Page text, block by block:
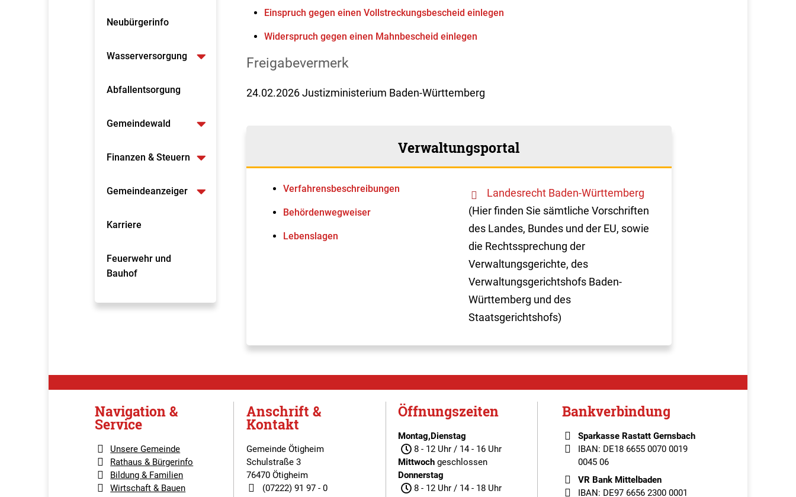
Neubürgerinfo
Wasserversorgung
Abfallentsorgung
Gemeindewald
Finanzen & Steuern
Gemeindeanzeiger
Karriere
Feuerwehr und
Bauhof
Einspruch gegen einen Vollstreckungsbescheid einlegen
Widerspruch gegen einen Mahnbescheid einlegen
Freigabevermerk
24.02.2026 Justizministerium Baden-Württemberg
Verwaltungsportal
Verfahrens­beschreibungen
Behördenwegweiser
Lebenslagen
Landesrecht Baden-Württemberg
(Hier finden Sie sämtliche Vorschriften
des Landes, Bundes und der EU, sowie
die Rechtssprechung der
Verwaltungsgerichte, des
Verwaltungsgerichtshofs Baden-
Württemberg und des
Staatsgerichtshofs)
Navigation &
Service
Unsere Gemeinde
Rathaus & Bürgerinfo
Bildung & Familien
Wirtschaft & Bauen
Anschrift &
Kontakt
Gemeinde Ötigheim
Schulstraße 3
76470 Ötigheim
(07222) 91 97 - 0
Öffnungszeiten
Montag,Dienstag
8 - 12 Uhr / 14 - 16 Uhr
Mittwoch geschlossen
Donnerstag
8 - 12 Uhr / 14 - 18 Uhr
Bankverbindung
Sparkasse Rastatt Gernsbach
IBAN: DE18 6655 0070 0019
0045 06
VR Bank Mittelbaden
IBAN: DE97 6656 2300 0001